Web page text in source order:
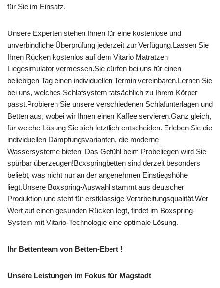
für Sie im Einsatz.
Unsere Experten stehen Ihnen für eine kostenlose und
unverbindliche Überprüfung jederzeit zur Verfügung.Lassen Sie
Ihren Rücken kostenlos auf dem Vitario Matratzen
Liegesimulator vermessen.Sie dürfen bei uns für einen
beliebigen Tag einen individuellen Termin vereinbaren.Lernen Sie
bei uns, welches Schlafsystem tatsächlich zu Ihrem Körper
passt.Probieren Sie unsere verschiedenen Schlafunterlagen und
Betten aus, wobei wir Ihnen einen Kaffee servieren.Ganz gleich,
für welche Lösung Sie sich letztlich entscheiden. Erleben Sie die
individuellen Dämpfungsvarianten, die moderne
Wassersysteme bieten. Das Gefühl beim Probeliegen wird Sie
spürbar überzeugen!Boxspringbetten sind derzeit besonders
beliebt, was nicht nur an der angenehmen Einstiegshöhe
liegt.Unsere Boxspring-Auswahl stammt aus deutscher
Produktion und steht für erstklassige Verarbeitungsqualität.Wer
Wert auf einen gesunden Rücken legt, findet im Boxspring-
System mit Vitario-Technologie eine optimale Lösung.
Ihr Bettenteam von Betten-Ebert !
Unsere Leistungen im Fokus für Magstadt